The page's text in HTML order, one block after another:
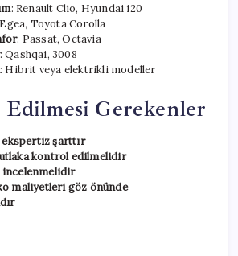
: Renault Clio, Hyundai i20
Toyota Corolla
: Passat, Octavia
: Qashqai, 3008
: Hibrit veya elektrikli modeller
Gerekenler
şarttır
kontrol edilmelidir
incelenmelidir
maliyetleri göz önünde